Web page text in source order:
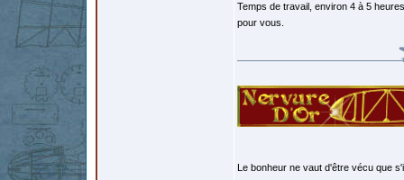
Temps de travail, environ 4 à 5
pour vous.
Le bonheur ne vaut d'être vécu que